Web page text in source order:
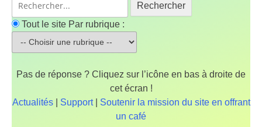
Rechercher
Tout le site Par rubrique :
Pas de réponse ? Cliquez sur l’icône en bas à droite de
cet écran !
Actualités| Support| Soutenir la mission du site en offrant
un café